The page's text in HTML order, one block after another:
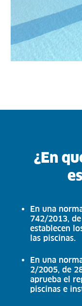
¿En
En una
742/2013,
establecen
las piscinas.
En una
2/2005, de
aprueba el
piscinas e